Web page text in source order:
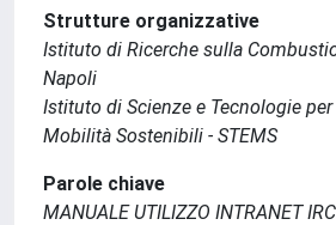
Strutture organizzative
Istituto di Ricerche sulla
Napoli
Istituto di Scienze e Tecnologie
Mobilità Sostenibili - STEMS
Parole chiave
MANUALE UTILIZZO INTRANET